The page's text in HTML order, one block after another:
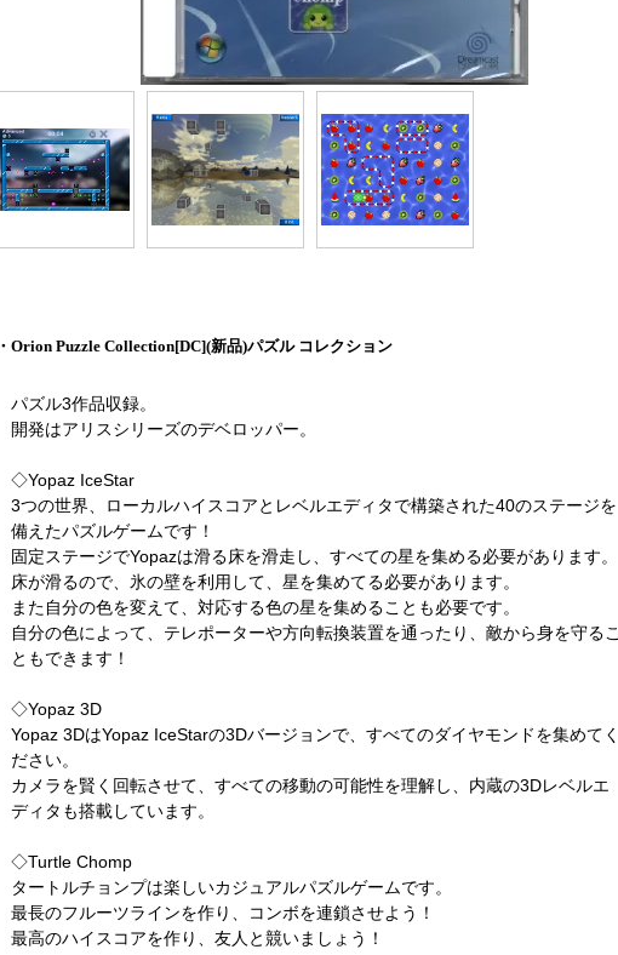
・Orion Puzzle Collection[DC](新品)パズル コレクション
パズル3作品収録。
開発はアリスシリーズのデベロッパー。
◇Yopaz IceStar
3つの世界、ローカルハイスコアとレベルエディタで構築された40のステージを
備えたパズルゲームです！
固定ステージでYopazは滑る床を滑走し、すべての星を集める必要があります。
床が滑るので、氷の壁を利用して、星を集めてる必要があります。
また自分の色を変えて、対応する色の星を集めることも必要です。
自分の色によって、テレポーターや方向転換装置を通ったり、敵から身を守るこ
ともできます！
◇Yopaz 3D
Yopaz 3DはYopaz IceStarの3Dバージョンで、すべてのダイヤモンドを集めてく
ださい。
カメラを賢く回転させて、すべての移動の可能性を理解し、内蔵の3Dレベルエ
ディタも搭載しています。
◇Turtle Chomp
タートルチョンプは楽しいカジュアルパズルゲームです。
最長のフルーツラインを作り、コンボを連鎖させよう！
最高のハイスコアを作り、友人と競いましょう！